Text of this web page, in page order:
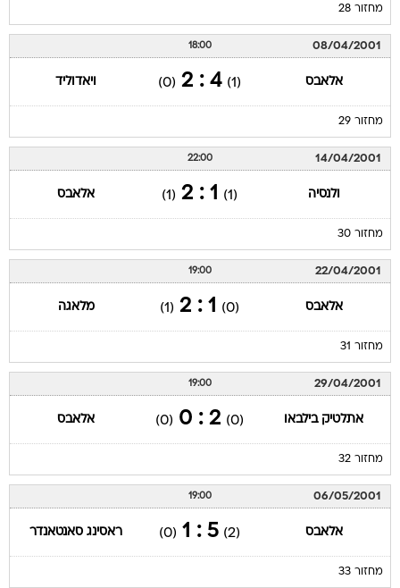
מחזור 28
08/04/2001
18:00
אלאבס (1)
4 : 2
(0) ויאדוליד
מחזור 29
14/04/2001
22:00
ולנסיה (1)
1 : 2
(1) אלאבס
מחזור 30
22/04/2001
19:00
אלאבס (0)
1 : 2
(1) מלאגה
מחזור 31
29/04/2001
19:00
אתלטיק בילבאו (0)
2 : 0
(0) אלאבס
מחזור 32
06/05/2001
19:00
אלאבס (2)
5 : 1
(0) ראסינג סאנטאנדר
מחזור 33